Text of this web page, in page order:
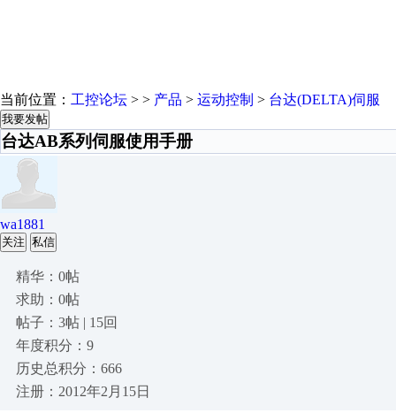
当前位置： 工控论坛 > > 产品 > 运动控制 > 台达(DELTA)伺服
我要发帖
台达AB系列伺服使用手册
wa1881
关注 私信
精华：0帖
求助：0帖
帖子：3帖 | 15回
年度积分：9
历史总积分：666
注册：2012年2月15日